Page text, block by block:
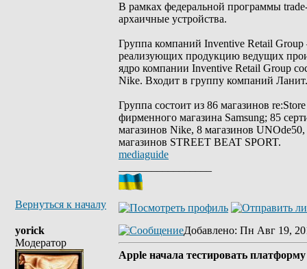
В рамках федеральной программы
архаичные устройства.
Группа компаний Inventive Retail Group
реализующих продукцию ведущих
ядро компании Inventive Retail Group
Nike. Входит в группу компаний Ланит.
Группа состоит из 86 магазинов
фирменного магазина Samsung; 85
магазинов Nike, 8 магазинов
магазинов STREET BEAT SPORT.
mediaguide
Вернуться к началу
yorick
Модератор
Добавлено: Пн Авг 19,
Apple начала тестировать